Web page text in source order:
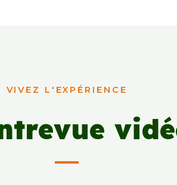
VIVEZ L'EXPÉRIENCE